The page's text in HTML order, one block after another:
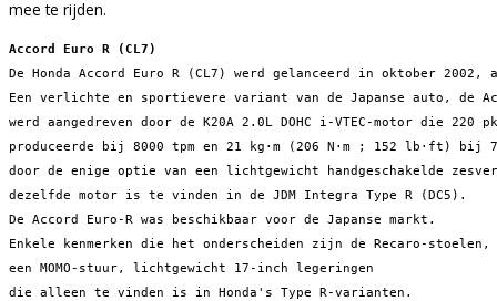
mee te rijden.
Accord Euro R (CL7)
De Honda Accord Euro R (CL7) werd gelanceerd in oktober
Een verlichte en sportievere variant van de Japanse auto, de
werd aangedreven door de K20A 2.0L DOHC i-VTEC-motor die 220
produceerde bij 8000 tpm en 21 kg⋅m (206 N⋅m ; 152 lb⋅ft) bij
door de enige optie van een lichtgewicht handgeschakelde
dezelfde motor is te vinden in de JDM Integra Type R (DC5).
De Accord Euro-R was beschikbaar voor de Japanse markt.
Enkele kenmerken die het onderscheiden zijn de Recaro-stoelen,
een MOMO-stuur, lichtgewicht 17-inch legeringen
die alleen te vinden is in Honda's Type R-varianten.